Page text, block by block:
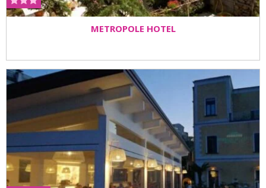
METROPOLE HOTEL